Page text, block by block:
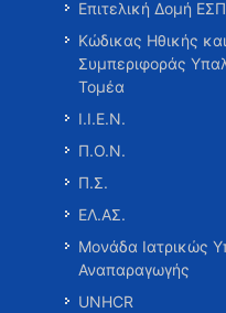
Επιτελική Δομή
Κώδικας Ηθικής
Συμπεριφοράς
Τομέα
Ι.Ι.Ε.Ν.
Π.Ο.Ν.
Π.Σ.
ΕΛ.ΑΣ.
Μονάδα Ιατρικώς
Αναπαραγωγής
UNHCR